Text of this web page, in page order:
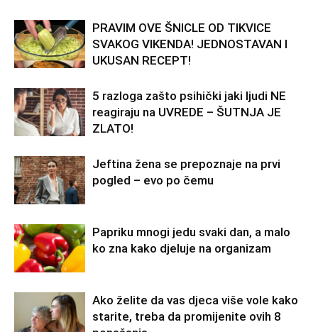
PRAVIM OVE ŠNICLE OD TIKVICE
SVAKOG VIKENDA! JEDNOSTAVAN I
UKUSAN RECEPT!
5 razloga zašto psihički jaki ljudi NE
reagiraju na UVREDE – ŠUTNJA JE
ZLATO!
Jeftina žena se prepoznaje na prvi
pogled – evo po čemu
Papriku mnogi jedu svaki dan, a malo
ko zna kako djeluje na organizam
Ako želite da vas djeca više vole kako
starite, treba da promijenite ovih 8